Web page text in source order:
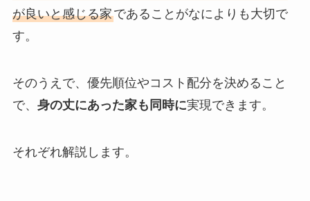
が良いと感じる家であることがなによりも大切で
す。
そのうえで、優先順位やコスト配分を決めること
で、 身の丈にあった家も同時に実現できます。
それぞれ解説します。